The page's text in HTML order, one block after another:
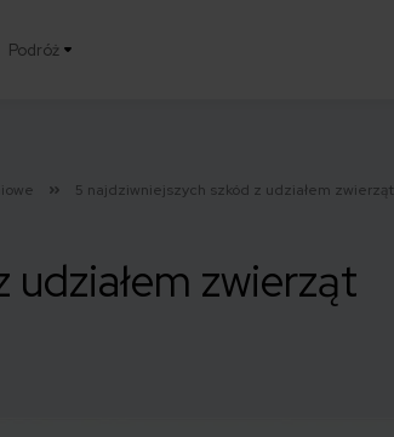
Podróż
5 najdziwniejszych szkód z udziałem zwierząt
udziałem zwierząt